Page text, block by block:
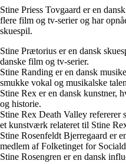
Stine Priess Tovgaard er en
flere film og tv-serier og har
skuespil.
Stine Prætorius er en dansk
danske film og tv-serier.
Stine Randing er en dansk
smukke vokal og musikalske
Stine Rex er en dansk kunstner,
og historie.
Stine Rex Death Valley refererer
et kunstværk relateret til Stine
Stine Rosenfeldt Bjerregaard er
medlem af Folketinget for
Stine Rosengren er en dansk